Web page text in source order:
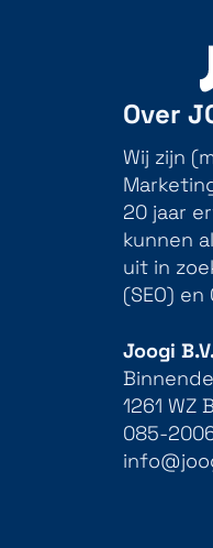
Over
Wij zijn
20 jaar
kunnen
uit in
(SEO) en
Joogi
1261 WZ
085-